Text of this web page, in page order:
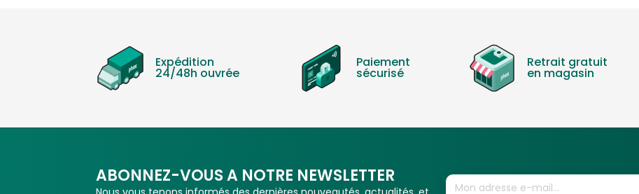
Expédition
24/48h ouvrée
Paiement
sécurisé
Retrait gratuit
en magasin
ABONNEZ-VOUS A NOTRE NEWSLETTER